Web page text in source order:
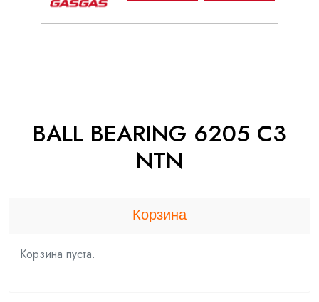
BALL BEARING 6205 C3
NTN
Корзина
Корзина пуста.